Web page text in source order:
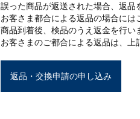
誤った商品が返送された場合、返品
お客さま都合による返品の場合には
商品到着後、検品のうえ返金を行い
お客さまのご都合による返品は、上
返品・交換申請の申し込み